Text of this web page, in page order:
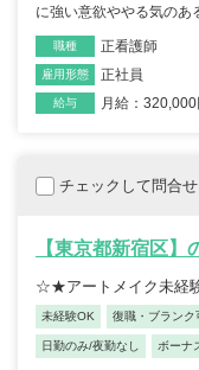
に強い意欲ややる気のあ
職種 正看護師
雇用形態 正社員
給与 月給：
チェックして問合
【東京都新宿区】
☆★アートメイク未経
未経験OK 復職・ブランク
日勤のみ/夜勤なし ボーナ